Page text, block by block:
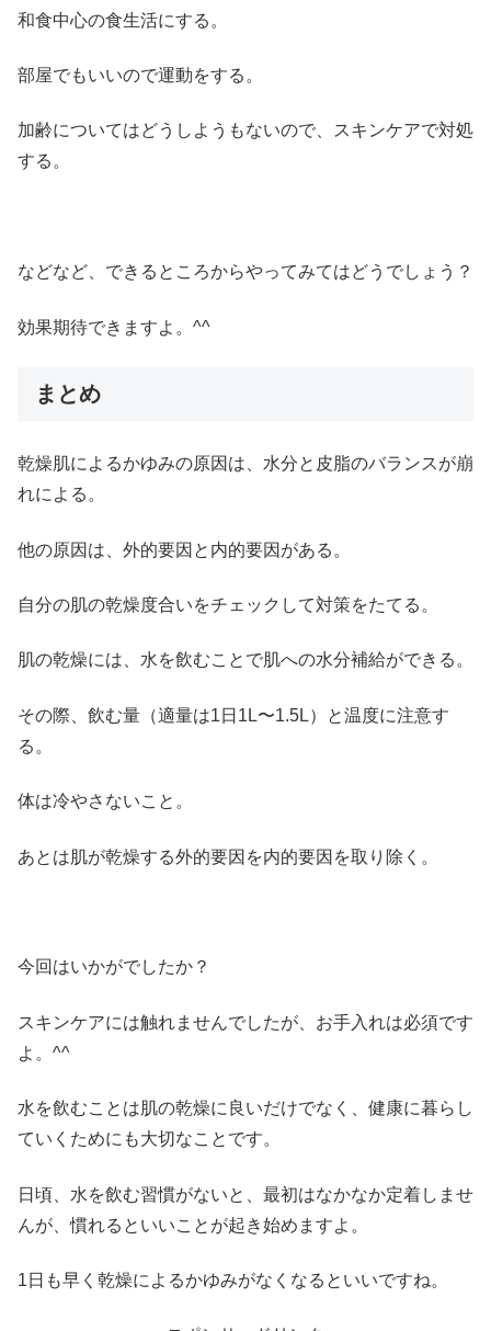
和食中心の食生活にする。
部屋でもいいので運動をする。
加齢についてはどうしようもないので、スキンケアで対処
する。
などなど、できるところからやってみてはどうでしょう？
効果期待できますよ。^^
まとめ
乾燥肌によるかゆみの原因は、水分と皮脂のバランスが崩
れによる。
他の原因は、外的要因と内的要因がある。
自分の肌の乾燥度合いをチェックして対策をたてる。
肌の乾燥には、水を飲むことで肌への水分補給ができる。
その際、飲む量（適量は1日1L〜1.5L）と温度に注意す
る。
体は冷やさないこと。
あとは肌が乾燥する外的要因を内的要因を取り除く。
今回はいかがでしたか？
スキンケアには触れませんでしたが、お手入れは必須です
よ。^^
水を飲むことは肌の乾燥に良いだけでなく、健康に暮らし
ていくためにも大切なことです。
日頃、水を飲む習慣がないと、最初はなかなか定着しませ
んが、慣れるといいことが起き始めますよ。
1日も早く乾燥によるかゆみがなくなるといいですね。